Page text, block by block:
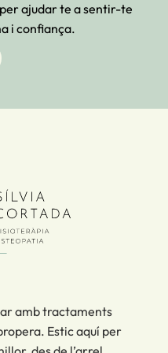
ajudar te a sentir-te
i confiança.
amb tractaments
Estic aquí per